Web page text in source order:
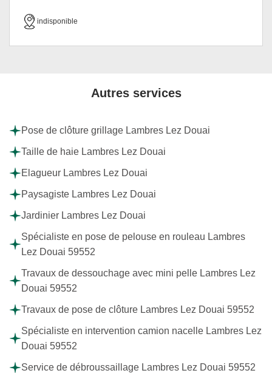
indisponible
Autres services
Pose de clôture grillage Lambres Lez Douai
Taille de haie Lambres Lez Douai
Elagueur Lambres Lez Douai
Paysagiste Lambres Lez Douai
Jardinier Lambres Lez Douai
Spécialiste en pose de pelouse en rouleau Lambres
Lez Douai 59552
Travaux de dessouchage avec mini pelle Lambres Lez
Douai 59552
Travaux de pose de clôture Lambres Lez Douai 59552
Spécialiste en intervention camion nacelle Lambres Lez
Douai 59552
Service de débroussaillage Lambres Lez Douai 59552